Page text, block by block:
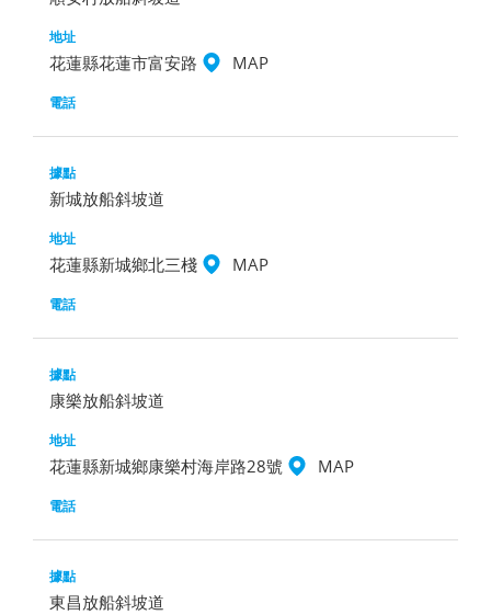
花蓮縣花蓮市富安路 MAP
新城放船斜坡道
花蓮縣新城鄉北三棧 MAP
康樂放船斜坡道
花蓮縣新城鄉康樂村海岸路28號 MAP
東昌放船斜坡道